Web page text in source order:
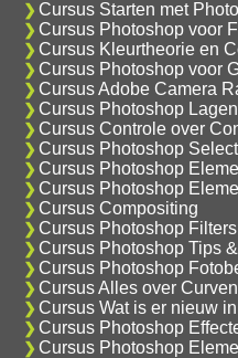
Cursus Starten met
Cursus Photoshop voor
Cursus Kleurtheorie en
Cursus Photoshop voor
Cursus Adobe Camera
Cursus Photoshop Lagen
Cursus Controle over
Cursus Photoshop
Cursus Photoshop
Cursus Photoshop
Cursus Compositing
Cursus Photoshop Filters
Cursus Photoshop Tips
Cursus Photoshop
Cursus Alles over Curven
Cursus Wat is er nieuw
Cursus Photoshop
Cursus Photoshop